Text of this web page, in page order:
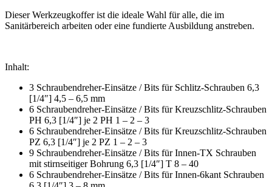
Dieser Werkzeugkoffer ist die ideale Wahl für alle, die im
Sanitärbereich arbeiten oder eine fundierte Ausbildung anstreben.
Inhalt:
3 Schraubendreher-Einsätze / Bits für Schlitz-Schrauben 6,3
[1/4″] 4,5 – 6,5 mm
6 Schraubendreher-Einsätze / Bits für Kreuzschlitz-Schrauben
PH 6,3 [1/4″] je 2 PH 1 – 2 – 3
6 Schraubendreher-Einsätze / Bits für Kreuzschlitz-Schrauben
PZ 6,3 [1/4″] je 2 PZ 1 – 2 – 3
9 Schraubendreher-Einsätze / Bits für Innen-TX Schrauben
mit stirnseitiger Bohrung 6,3 [1/4″] T 8 – 40
6 Schraubendreher-Einsätze / Bits für Innen-6kant Schrauben